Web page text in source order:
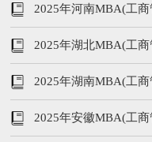
等汇总
2025年河南MBA(工
等汇总
2025年湖北MBA(工
等汇总
2025年湖南MBA(工
等汇总
2025年安徽MBA(工